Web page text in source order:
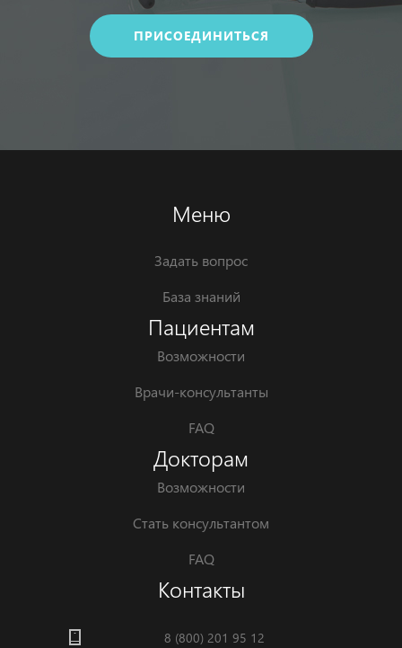
ПРИСОЕДИНИТЬСЯ
Меню
Задать вопрос
База знаний
Пациентам
Возможности
Врачи-консультанты
FAQ
Докторам
Возможности
Стать консультантом
FAQ
Контакты
8 (800) 201 95 12